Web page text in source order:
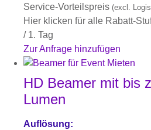
Service-Vorteilspreis (excl.
Hier klicken für alle Rabatt-
/ 1. Tag
Zur Anfrage hinzufügen
HD Beamer mit bis
Lumen
Auflösung: